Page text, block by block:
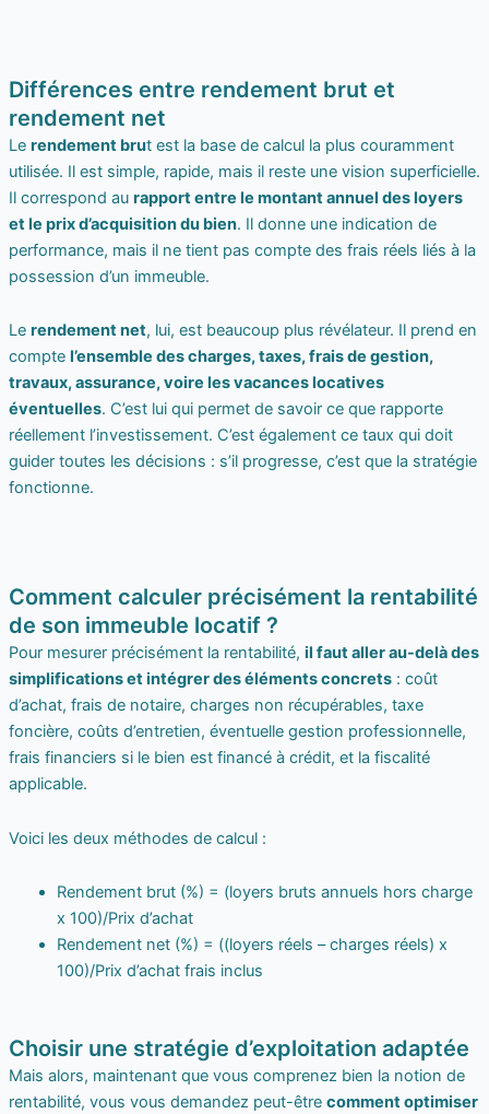
Différences entre rendement brut et
rendement net
Le rendement brut est la base de calcul la plus couramment
utilisée. Il est simple, rapide, mais il reste une vision superficielle.
Il correspond au rapport entre le montant annuel des loyers
et le prix d’acquisition du bien. Il donne une indication de
performance, mais il ne tient pas compte des frais réels liés à la
possession d’un immeuble.
Le rendement net, lui, est beaucoup plus révélateur. Il prend en
compte l’ensemble des charges, taxes, frais de gestion,
travaux, assurance, voire les vacances locatives
éventuelles. C’est lui qui permet de savoir ce que rapporte
réellement l’investissement. C’est également ce taux qui doit
guider toutes les décisions : s’il progresse, c’est que la stratégie
fonctionne.
Comment calculer précisément la rentabilité
de son immeuble locatif ?
Pour mesurer précisément la rentabilité, il faut aller au-delà des
simplifications et intégrer des éléments concrets: coût
d’achat, frais de notaire, charges non récupérables, taxe
foncière, coûts d’entretien, éventuelle gestion professionnelle,
frais financiers si le bien est financé à crédit, et la fiscalité
applicable.
Voici les deux méthodes de calcul :
Rendement brut (%) = (loyers bruts annuels hors charge
x 100)/Prix d’achat
Rendement net (%) = ((loyers réels – charges réels) x
100)/Prix d’achat frais inclus
Choisir une stratégie d’exploitation adaptée
Mais alors, maintenant que vous comprenez bien la notion de
rentabilité, vous vous demandez peut-être comment optimiser